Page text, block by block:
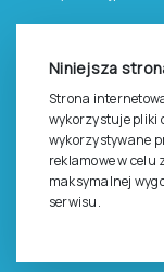
Niniejsza
Strona
wykorzystuje pliki
wykorzystywane
reklamowe w celu
maksymalnej
serwisu.
Zasady sprzedaży
Zasady sprzedaży
Cennik i katalog
Zasady zapisów na
Dla studentów i